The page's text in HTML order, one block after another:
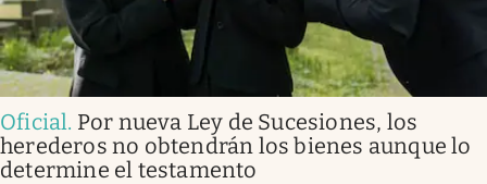
Oficial. Por nueva Ley de Sucesiones, los
herederos no obtendrán los bienes aunque lo
determine el testamento